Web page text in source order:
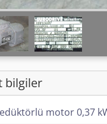
bilgiler
motor 0,37